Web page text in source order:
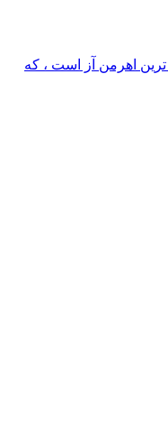
ترین اهرمن آز است ، که